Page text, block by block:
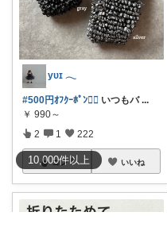
10,000件以上
yᴜɪ 𓂃
#500円ｵﾌｸｰﾎﾟﾝ❤️‍🔥 いつもバ ...
￥ 990～
2 1 222
コレ いいね